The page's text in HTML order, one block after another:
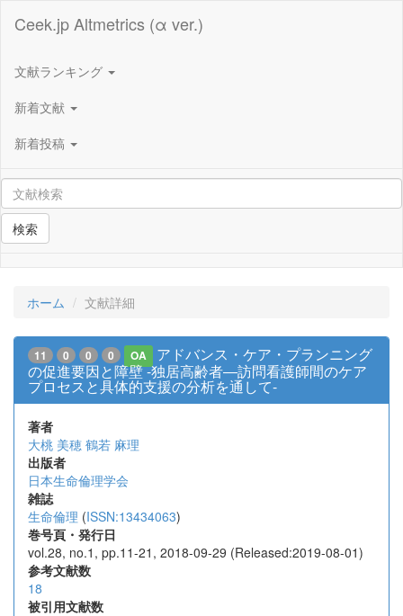
Ceek.jp Altmetrics (α ver.)
文献ランキング
新着文献
新着投稿
検索
ホーム 文献詳細
11 0 0 0 OA
アドバンス・ケア・プランニング
の促進要因と障壁 -独居高齢者―訪問看護師間のケア
プロセスと具体的支援の分析を通して-
著者
大桃 美穂 鶴若 麻理
出版者
日本生命倫理学会
雑誌
生命倫理 (ISSN:13434063)
巻号頁・発行日
vol.28, no.1, pp.11-21, 2018-09-29 (Released:2019-08-01)
参考文献数
18
被引用文献数